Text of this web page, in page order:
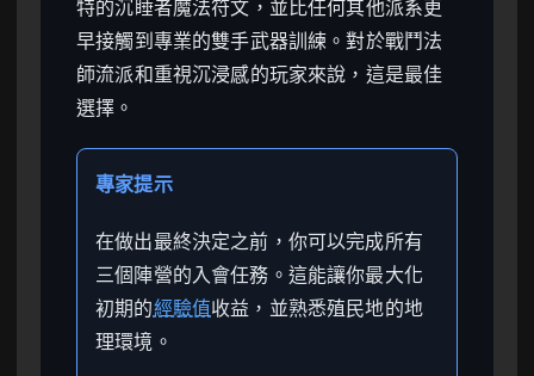
特的沉睡者魔法符文，並比任何其他派系更
早接觸到專業的雙手武器訓練。對於戰鬥法
師流派和重視沉浸感的玩家來說，這是最佳
選擇。
專家提示
在做出最終決定之前，你可以完成所有
三個陣營的入會任務。這能讓你最大化
初期的經驗值收益，並熟悉殖民地的地
理環境。